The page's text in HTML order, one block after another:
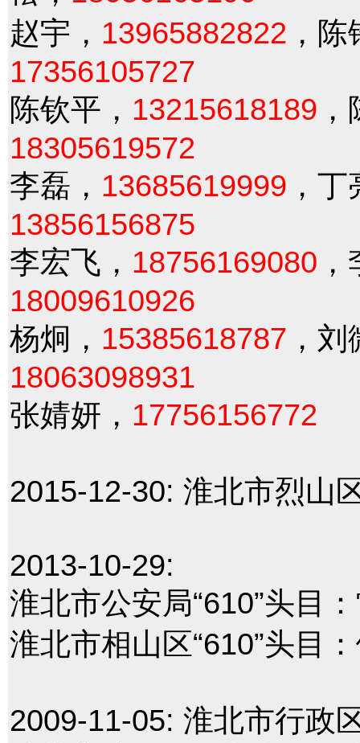
赵宇， 13965882822 ，
17356105727
陈钦平， 13215618189
18305619572
李磊， 13685619999 ，
13856156875
李宏飞， 18756169080
18009610926
杨炯， 15385618787 ，
18063098931
张婧妍， 17756156772
2015-12-30: 淮北市烈山
2013-10-29:
淮北市公安局“610”头目
淮北市相山区“610”头目
2009-11-05: 淮北市行政